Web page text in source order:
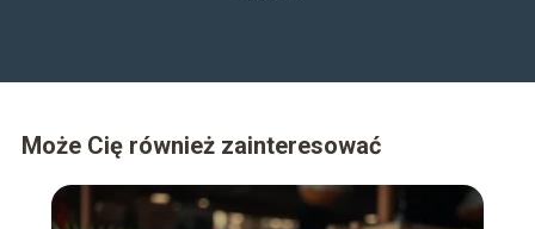
Może Cię również zainteresować